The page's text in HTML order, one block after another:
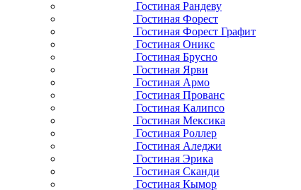
Гостиная Рандеву
Гостиная Форест
Гостиная Форест Графит
Гостиная Оникс
Гостиная Брусно
Гостиная Ярви
Гостиная Армо
Гостиная Прованс
Гостиная Калипсо
Гостиная Мексика
Гостиная Роллер
Гостиная Аледжи
Гостиная Эрика
Гостиная Сканди
Гостиная Кымор